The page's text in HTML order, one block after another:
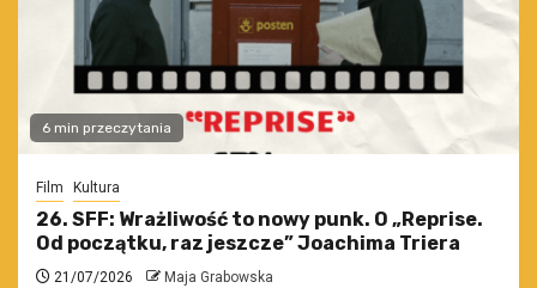
6 min przeczytania
Film Kultura
26. SFF: Wrażliwość to nowy punk. O „Reprise.
Od początku, raz jeszcze” Joachima Triera
21/07/2026 Maja Grabowska